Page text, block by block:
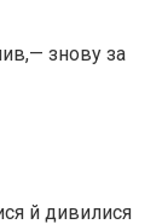
знову за
й дивилися